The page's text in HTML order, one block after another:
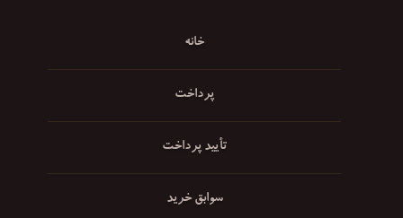
خانه
پرداخت
تأیید پرداخت
سوابق خرید